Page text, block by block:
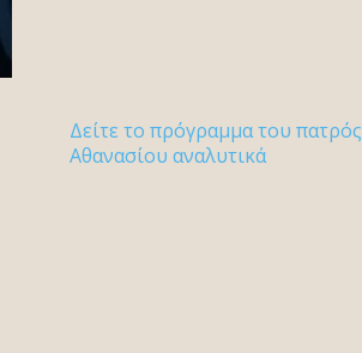
Δείτε το πρόγραμμα του πατρός
Αθανασίου αναλυτικά